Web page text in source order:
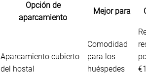
Opción de
aparcamiento
Mejor para
Aparcamiento cubierto
del hostal
Comodidad
para los
huéspedes